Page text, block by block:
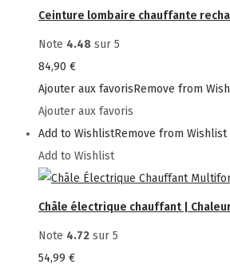
Ceinture lombaire chauffante
Note 4.48 sur 5
84,90 €
Ajouter aux favorisRemove from
Ajouter aux favoris
Add to WishlistRemove from Wishlist
Add to Wishlist
Châle électrique chauffant |
Note 4.72 sur 5
54,99 €